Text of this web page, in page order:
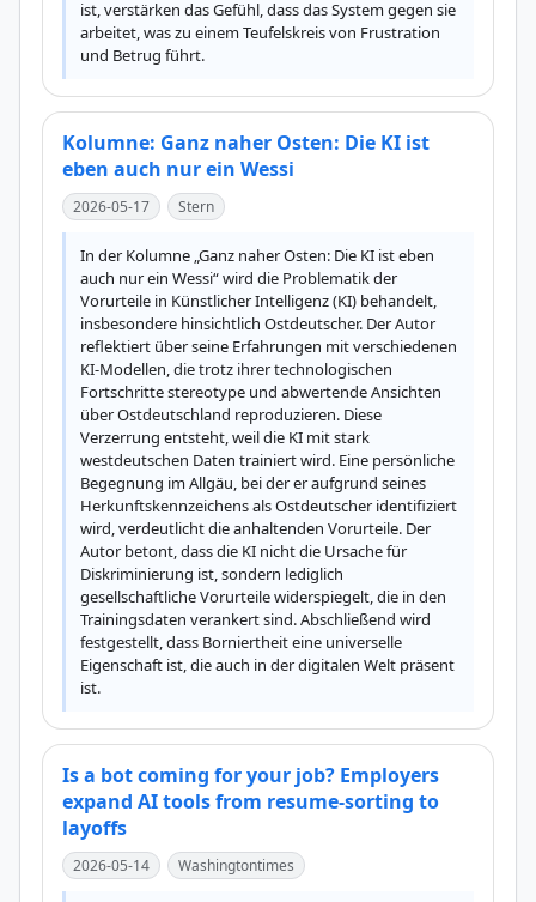
ist, verstärken das Gefühl, dass das System gegen sie
arbeitet, was zu einem Teufelskreis von Frustration
und Betrug führt.
Kolumne: Ganz naher Osten: Die KI ist
eben auch nur ein Wessi
2026-05-17 Stern
In der Kolumne „Ganz naher Osten: Die KI ist eben
auch nur ein Wessi“ wird die Problematik der
Vorurteile in Künstlicher Intelligenz (KI) behandelt,
insbesondere hinsichtlich Ostdeutscher. Der Autor
reflektiert über seine Erfahrungen mit verschiedenen
KI-Modellen, die trotz ihrer technologischen
Fortschritte stereotype und abwertende Ansichten
über Ostdeutschland reproduzieren. Diese
Verzerrung entsteht, weil die KI mit stark
westdeutschen Daten trainiert wird. Eine persönliche
Begegnung im Allgäu, bei der er aufgrund seines
Herkunftskennzeichens als Ostdeutscher identifiziert
wird, verdeutlicht die anhaltenden Vorurteile. Der
Autor betont, dass die KI nicht die Ursache für
Diskriminierung ist, sondern lediglich
gesellschaftliche Vorurteile widerspiegelt, die in den
Trainingsdaten verankert sind. Abschließend wird
festgestellt, dass Borniertheit eine universelle
Eigenschaft ist, die auch in der digitalen Welt präsent
ist.
Is a bot coming for your job? Employers
expand AI tools from resume-sorting to
layoffs
2026-05-14 Washingtontimes